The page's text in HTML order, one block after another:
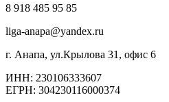
8 918 485 95 85
liga-anapa@yandex.ru
г. Анапа, ул.Крылова 31, офис 6
ИНН: 230106333607
ЕГРН: 304230116000374